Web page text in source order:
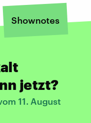
Shownotes
jetzt?
11. August